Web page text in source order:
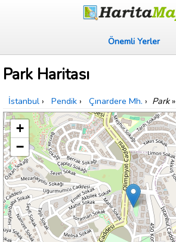
Önemli Yerler
Park Haritası
İstanbul › Pendik › Çınardere Mh. › Park»
+
−